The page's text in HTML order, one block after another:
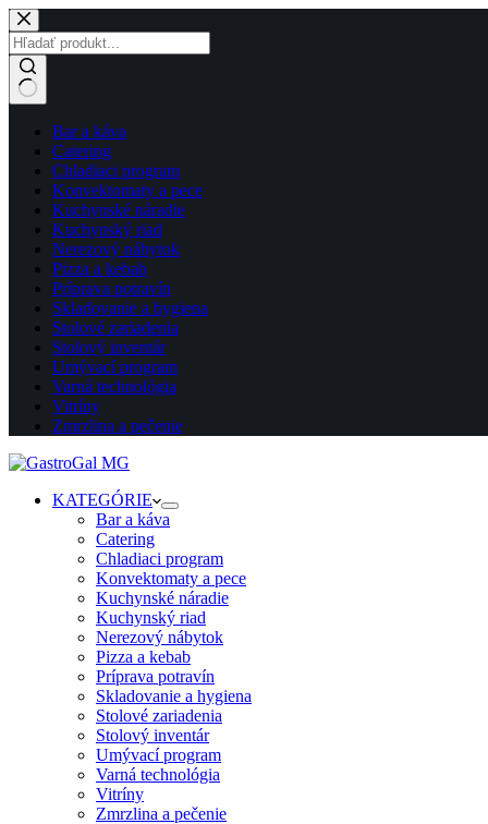
Skip
to
content
results Bar a káva
Catering
Chladiaci program
Konvektomaty a pece
Kuchynské náradie
Kuchynský riad
Nerezový nábytok
Pizza a kebab
Príprava potravín
Skladovanie a hygiena
Stolové zariadenia
Stolový inventár
Umývací program
Varná technológia
Vitríny
Zmrzlina a pečenie
KATEGÓRIE
Bar a káva
Catering
Chladiaci program
Konvektomaty a pece
Kuchynské náradie
Kuchynský riad
Nerezový nábytok
Pizza a kebab
Príprava potravín
Skladovanie a hygiena
Stolové zariadenia
Stolový inventár
Umývací program
Varná technológia
Vitríny
Zmrzlina a pečenie